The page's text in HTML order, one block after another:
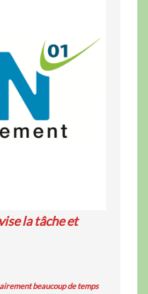
la tâche et
beaucoup de temps